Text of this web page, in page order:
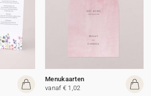
Menukaarten
vanaf € 1,02